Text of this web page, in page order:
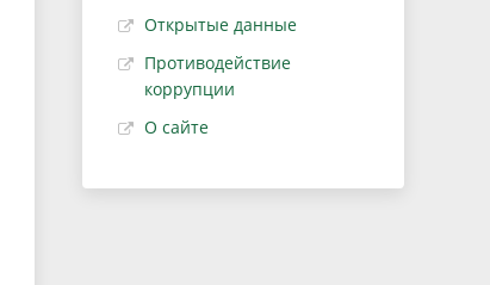
Открытые данные
Противодействие
коррупции
О сайте